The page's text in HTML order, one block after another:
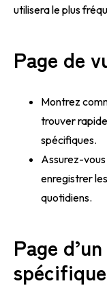
utilisera le plus
Page de
Montrez
trouver
spécifiques.
Assurez-
enregistrer
quotidiens.
Page